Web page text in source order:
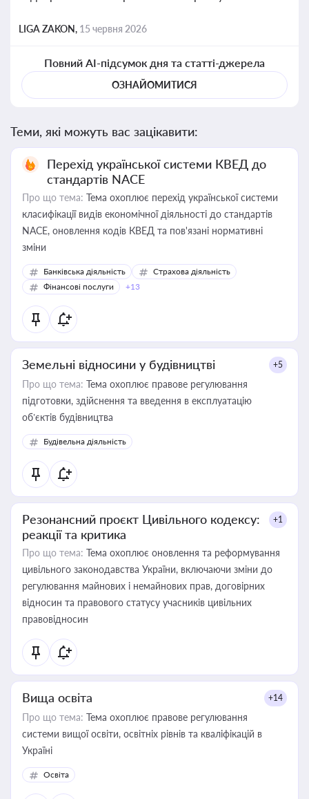
LIGA ZAKON, 15 червня 2026
Повний AI-підсумок дня та статті-джерела
ОЗНАЙОМИТИСЯ
Теми, які можуть вас зацікавити:
Перехід української системи КВЕД до
стандартів NACE
Про що тема: Тема охоплює перехід української системи
класифікації видів економічної діяльності до стандартів
NACE, оновлення кодів КВЕД та пов'язані нормативні
зміни
Банківська діяльність
Страхова діяльність
Фінансові послуги
+13
Земельні відносини у будівництві +5
Про що тема: Тема охоплює правове регулювання
підготовки, здійснення та введення в експлуатацію
об’єктів будівництва
Будівельна діяльність
Резонансний проєкт Цивільного кодексу:
реакції та критика
+1
Про що тема: Тема охоплює оновлення та реформування
цивільного законодавства України, включаючи зміни до
регулювання майнових і немайнових прав, договірних
відносин та правового статусу учасників цивільних
правовідносин
Вища освіта +14
Про що тема: Тема охоплює правове регулювання
системи вищої освіти, освітніх рівнів та кваліфікацій в
Україні
Освіта